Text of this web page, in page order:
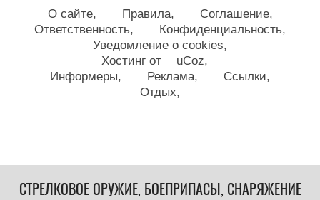
О сайте Правила
Соглашение
Ответственность
Конфиденциальность
Уведомление о cookies
Хостинг от
uCoz
Информеры
Реклама
Ссылки
Отдых
СТРЕЛКОВОЕ ОРУЖИЕ, БОЕПРИПАСЫ, СНАРЯЖЕНИЕ